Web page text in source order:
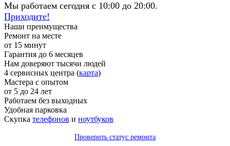
Мы работаем сегодня с 10:00 до 20:00.
Приходите!
Наши преимущества
Ремонт на месте
от 15 минут
Гарантия до 6 месяцев
Нам доверяют тысячи людей
4 сервисных центра (карта)
Мастера с опытом
от 5 до 24 лет
Работаем без выходных
Удобная парковка
Скупка телефонов и ноутбуков
Проверить статус ремонта